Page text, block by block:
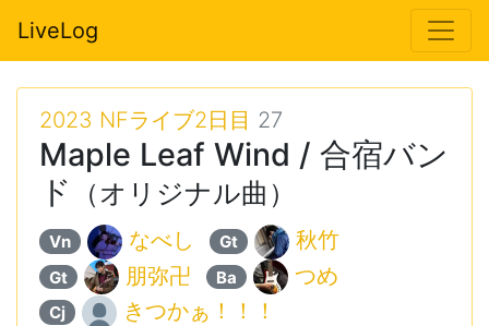
LiveLog
2023 NFライブ2日目 27
Maple Leaf Wind / 合宿バン
ド
（オリジナル曲）
Vn なべし Gt 秋竹
Gt 朋弥卍 Ba つめ
Cj きつかぁ！！！